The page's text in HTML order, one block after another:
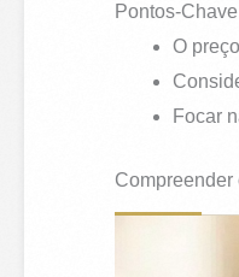
Pontos-Chave
O
Focar
Compreender